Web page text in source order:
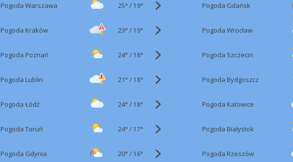
Pogoda Warszawa 25° / 19° Pogoda Gdańsk
Pogoda Kraków 23° / 19° Pogoda Wrocław
Pogoda Poznań 24° / 18° Pogoda Szczecin
Pogoda Lublin 21° / 18° Pogoda Bydgoszcz
Pogoda Łódź 24° / 18° Pogoda Katowice
Pogoda Toruń 24° / 17° Pogoda Białystok
Pogoda Gdynia 20° / 16° Pogoda Rzeszów